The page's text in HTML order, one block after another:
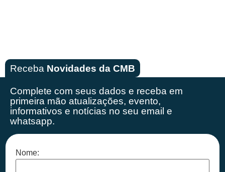
Receba Novidades da CMB
Complete com seus dados e receba em
primeira mão atualizações, evento,
informativos e notícias no seu email e
whatsapp.
Nome: